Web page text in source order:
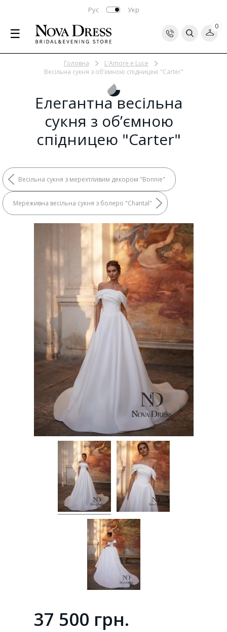
Рус Укр
☰ 0
Головна
L'Amore e Luce
Весільна сукня з об’ємною спідницею "Carter"
Елегантна весільна
сукня з об’ємною
спідницею "Carter"
Весільна сукня з мерехтливим декором "Bonnie"
Мереживна весільна сукня з болеро "Chantal"
37 500 грн.